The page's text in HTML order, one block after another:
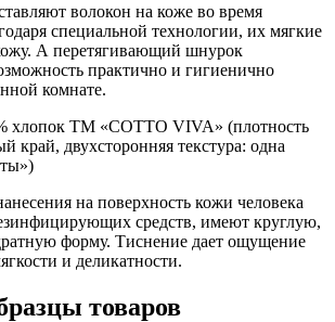
волокон на коже во время
специальной технологии, их мягкие
А перетягивающий шнурок
практично и гигиенично
комнате.
хлопок ТМ «COTTO VIVA» (плотность
край, двухсторонняя текстура: одна
на поверхность кожи человека
средств, имеют круглую,
форму. Тиснение дает ощущение
и деликатности.
товаров